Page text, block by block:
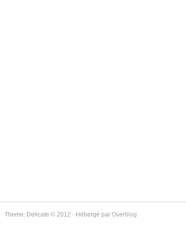
Theme: Delicate © 2012 - Hébergé par Overblog